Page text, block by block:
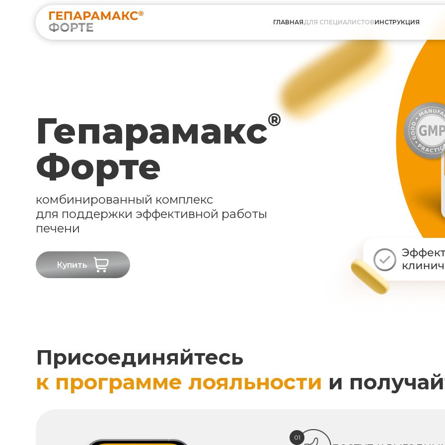
ГЛАВНАЯДЛЯ СПЕЦИАЛИСТОВИНСТРУКЦИЯ
Гепарамакс®
Форте
комбинированный комплекс
для поддержки эффективной работы
печени
Купить
Присоединяйтесь
к программе лояльности и
01